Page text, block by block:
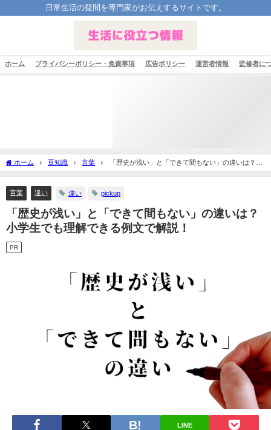
日常生活の疑問を専門家がお伝えするサイトです。
ホーム プライバシーポリシー・免責事項 広告ポリシー 運営者情報 監修者に
ホーム 豆知識 言葉
「歴史が浅い」と「できて間もない」の違いは？小
学生でも理解できる例文で解説！
言葉 違い 違い pickup
「歴史が浅い」と「できて間もない」の違いは？
小学生でも理解できる例文で解説！
PR
LINE